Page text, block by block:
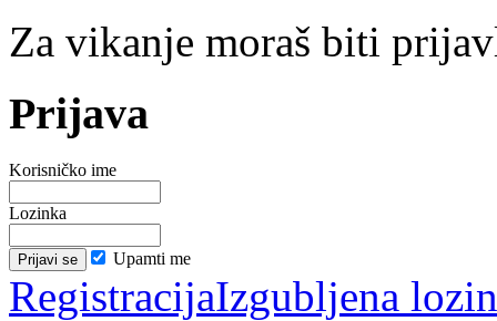
Za vikanje moraš biti
Prijava
Korisničko ime
Lozinka
Upamti me
RegistracijaIzgubljena